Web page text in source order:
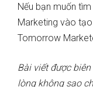
Nếu bạn muốn
Marketing vào
Tomorrow
Bài viết được
lòng không sao